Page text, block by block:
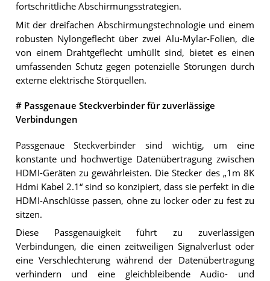
fortschrittliche Abschirmungsstrategien.
Mit der dreifachen Abschirmungstechnologie und einem
robusten Nylongeflecht über zwei Alu-Mylar-Folien, die
von einem Drahtgeflecht umhüllt sind, bietet es einen
umfassenden Schutz gegen potenzielle Störungen durch
externe elektrische Störquellen.
# Passgenaue Steckverbinder für zuverlässige
Verbindungen
Passgenaue Steckverbinder sind wichtig, um eine
konstante und hochwertige Datenübertragung zwischen
HDMI-Geräten zu gewährleisten. Die Stecker des „1m 8K
Hdmi Kabel 2.1“ sind so konzipiert, dass sie perfekt in die
HDMI-Anschlüsse passen, ohne zu locker oder zu fest zu
sitzen.
Diese Passgenauigkeit führt zu zuverlässigen
Verbindungen, die einen zeitweiligen Signalverlust oder
eine Verschlechterung während der Datenübertragung
verhindern und eine gleichbleibende Audio- und